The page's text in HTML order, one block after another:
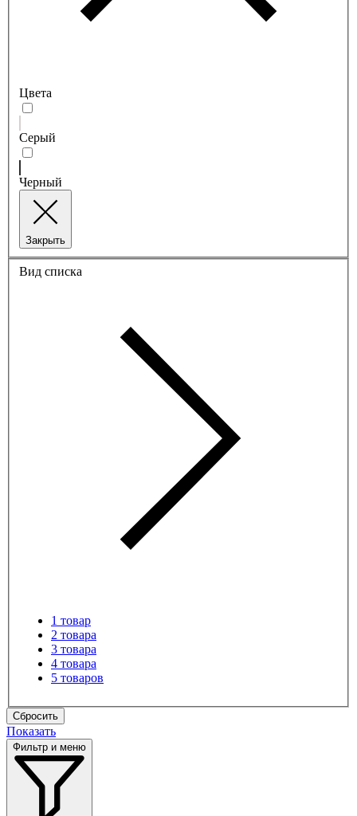
Цвета
Серый
Черный
Закрыть
Вид списка
1 товар
2 товара
3 товара
4 товара
5 товаров
Сбросить
Показать
Фильтр и меню